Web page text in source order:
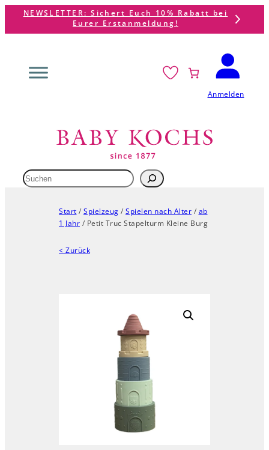
Zum
Inhalt
Zum
Hauptinhalt
NEWSLETTER: Sichert Euch 10% Rabatt bei
Eurer Erstanmeldung!
Anmelden
Suchen
Start / Spielzeug / Spielen nach Alter / ab
1 Jahr / Petit Truc Stapelturm Kleine Burg
< Zurück